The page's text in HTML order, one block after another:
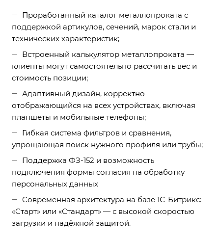
Проработанный каталог металлопроката с
поддержкой артикулов, сечений, марок стали и
технических характеристик;
Встроенный калькулятор металлопроката —
клиенты могут самостоятельно рассчитать вес и
стоимость позиции;
Адаптивный дизайн, корректно
отображающийся на всех устройствах, включая
планшеты и мобильные телефоны;
Гибкая система фильтров и сравнения,
упрощающая поиск нужного профиля или трубы;
Поддержка ФЗ-152 и возможность
подключения формы согласия на обработку
персональных данных
Современная архитектура на базе 1С-Битрикс:
«Старт» или «Стандарт» — с высокой скоростью
загрузки и надёжной защитой.